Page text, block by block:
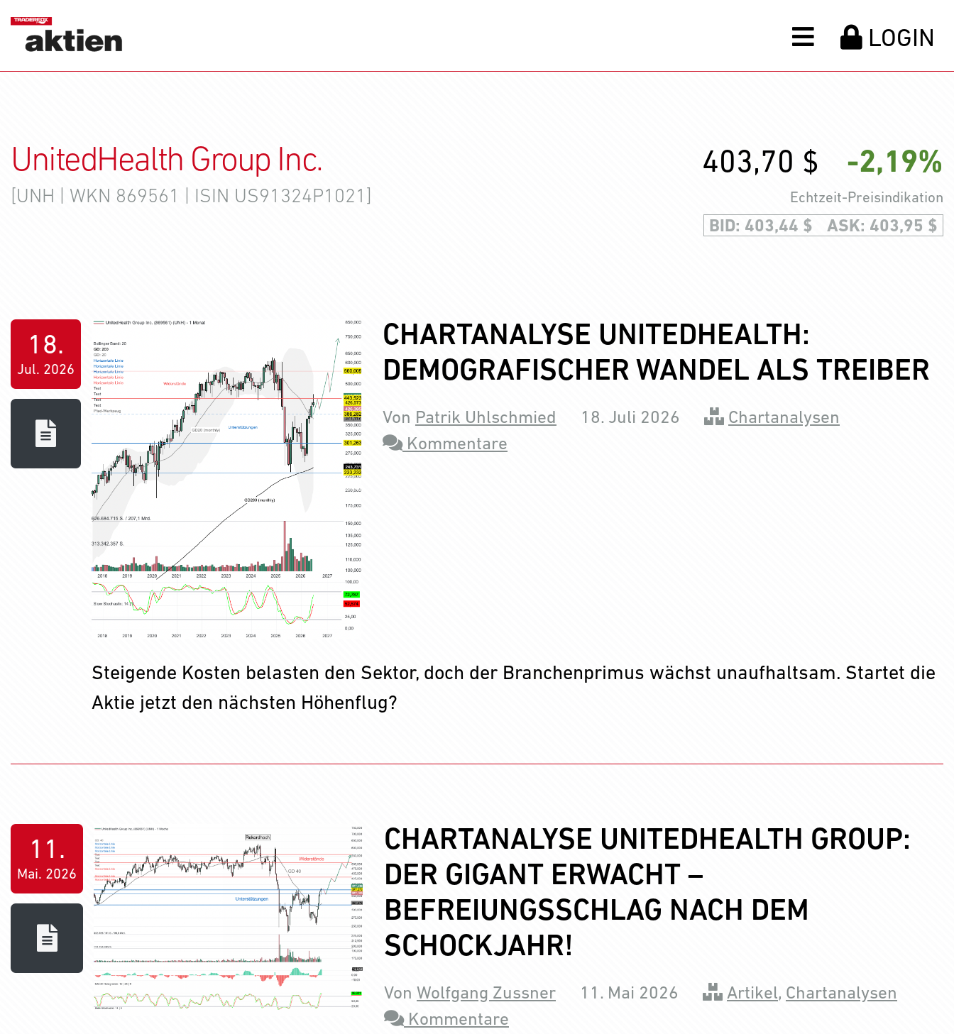
LOGIN
UnitedHealth Group Inc.
[UNH | WKN 869561 | ISIN US91324P1021]
403,70 $ -2,19%
Echtzeit-Preisindikation
BID: 403,44 $ ASK: 403,95 $
18.
Jul. 2026
CHARTANALYSE UNITEDHEALTH:
DEMOGRAFISCHER WANDEL ALS TREIBER
Von Patrik Uhlschmied 18. Juli 2026
Chartanalysen
Kommentare
Steigende Kosten belasten den Sektor, doch der Branchenprimus wächst unaufhaltsam. Startet die
Aktie jetzt den nächsten Höhenflug?
11.
Mai. 2026
CHARTANALYSE UNITEDHEALTH GROUP:
DER GIGANT ERWACHT –
BEFREIUNGSSCHLAG NACH DEM
SCHOCKJAHR!
Von Wolfgang Zussner 11. Mai 2026 Artikel, Chartanalysen
Kommentare